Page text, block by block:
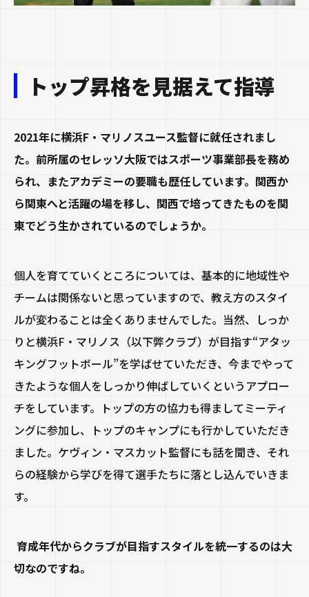
トップ昇格を見据えて指導
2021年に横浜F・マリノスユース監督に就任されまし
た。前所属のセレッソ大阪ではスポーツ事業部長を務め
られ、またアカデミーの要職も歴任しています。関西か
ら関東へと活躍の場を移し、関西で培ってきたものを関
東でどう生かされているのでしょうか。
個人を育てていくところについては、基本的に地域性や
チームは関係ないと思っていますので、教え方のスタイ
ルが変わることは全くありませんでした。当然、しっか
りと横浜F・マリノス（以下弊クラブ）が目指す“アタッ
キングフットボール”を学ばせていただき、今までやって
きたような個人をしっかり伸ばしていくというアプロー
チをしています。トップの方の協力も得ましてミーティ
ングに参加し、トップのキャンプにも行かしていただき
ました。ケヴィン・マスカット監督にも話を聞き、それ
らの経験から学びを得て選手たちに落とし込んでいきま
す。
育成年代からクラブが目指すスタイルを統一するのは大
切なのですね。